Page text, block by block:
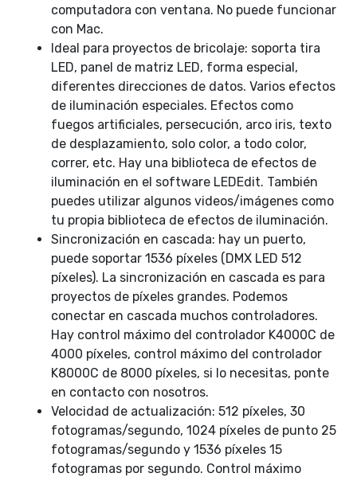
computadora con ventana. No puede funcionar
con Mac.
Ideal para proyectos de bricolaje: soporta tira
LED, panel de matriz LED, forma especial,
diferentes direcciones de datos. Varios efectos
de iluminación especiales. Efectos como
fuegos artificiales, persecución, arco iris, texto
de desplazamiento, solo color, a todo color,
correr, etc. Hay una biblioteca de efectos de
iluminación en el software LEDEdit. También
puedes utilizar algunos videos/imágenes como
tu propia biblioteca de efectos de iluminación.
Sincronización en cascada: hay un puerto,
puede soportar 1536 píxeles (DMX LED 512
píxeles). La sincronización en cascada es para
proyectos de píxeles grandes. Podemos
conectar en cascada muchos controladores.
Hay control máximo del controlador K4000C de
4000 píxeles, control máximo del controlador
K8000C de 8000 píxeles, si lo necesitas, ponte
en contacto con nosotros.
Velocidad de actualización: 512 píxeles, 30
fotogramas/segundo, 1024 píxeles de punto 25
fotogramas/segundo y 1536 píxeles 15
fotogramas por segundo. Control máximo